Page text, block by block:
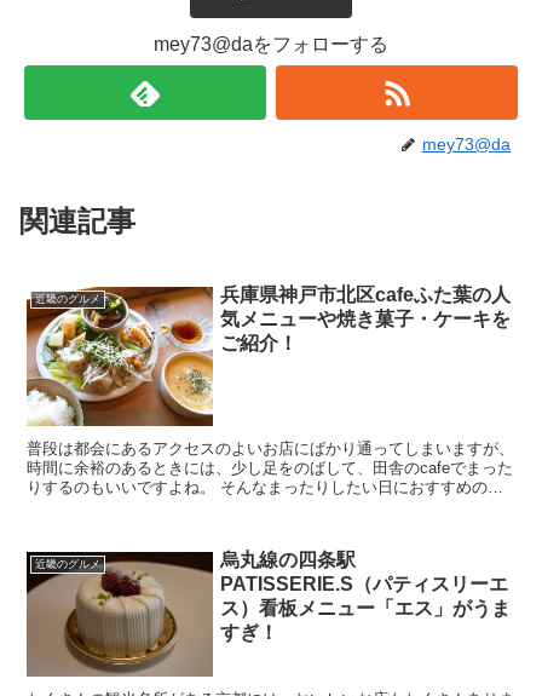
mey73@daをフォローする
mey73@da
関連記事
近畿のグルメ
兵庫県神戸市北区cafeふた葉の人
気メニューや焼き菓子・ケーキを
ご紹介！
普段は都会にあるアクセスのよいお店にばかり通ってしまいますが、
時間に余裕のあるときには、少し足をのばして、田舎のcafeでまった
りするのもいいですよね。 そんなまったりしたい日におすすめのカ
近畿のグルメ
烏丸線の四条駅
PATISSERIE.S（パティスリーエ
ス）看板メニュー「エス」がうま
すぎ！